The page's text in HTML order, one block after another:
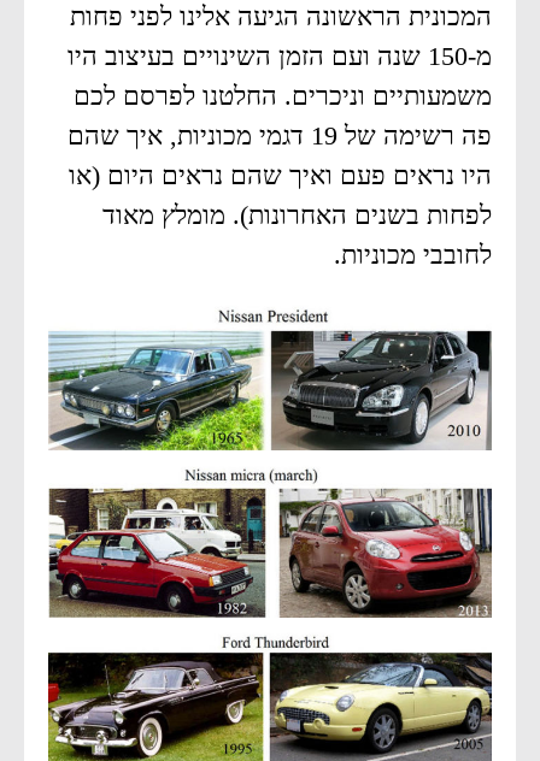
המכונית הראשונה הגיעה אלינו לפני פחות
מ-150 שנה ועם הזמן השינויים בעיצוב היו
משמעותיים וניכרים. החלטנו לפרסם לכם
פה רשימה של 19 דגמי מכוניות, איך שהם
היו נראים פעם ואיך שהם נראים היום (או
לפחות בשנים האחרונות). מומלץ מאוד
לחובבי מכוניות.